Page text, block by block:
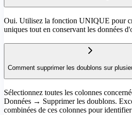
Oui. Utilisez la fonction UNIQUE pour
uniques tout en conservant les données
Comment supprimer les doublons sur
Sélectionnez toutes les colonnes
Données → Supprimer les doublons.
combinées de ces colonnes pour